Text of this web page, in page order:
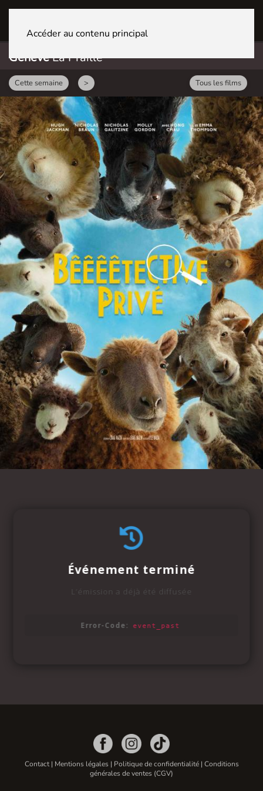
Accéder au contenu principal
GenèveLa Praille
Cette semaine > Tous les films
Contact| Mentions légales| Politique de confidentialité| Conditions
générales de ventes (CGV)